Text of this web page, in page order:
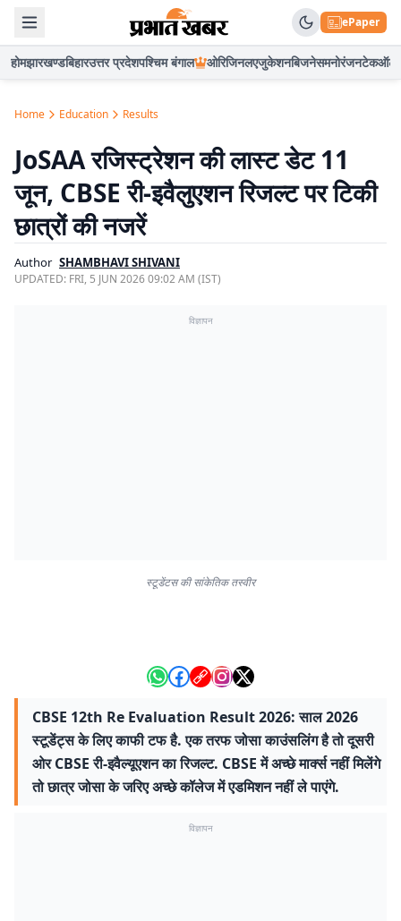
ePaper
होमझारखण्डबिहारउत्तर प्रदेशपश्चिम बंगाल ओरिजिनलएजुकेशनबिजनेसमनोरंजनटेकऑटो
Home Education Results
JoSAA रजिस्ट्रेशन की लास्ट डेट 11
जून, CBSE री-इवैलुएशन रिजल्ट पर टिकी
छात्रों की नजरें
Author SHAMBHAVI SHIVANI
UPDATED: FRI, 5 JUN 2026 09:02 AM (IST)
विज्ञापन
स्टूडेंटस की सांकेतिक तस्वीर
CBSE 12th Re Evaluation Result 2026: साल 2026
स्टूडेंट्स के लिए काफी टफ है. एक तरफ जोसा काउंसलिंग है तो दूसरी
ओर CBSE री-इवैल्यूएशन का रिजल्ट. CBSE में अच्छे मार्क्स नहीं मिलेंगे
तो छात्र जोसा के जरिए अच्छे कॉलेज में एडमिशन नहीं ले पाएंगे.
विज्ञापन